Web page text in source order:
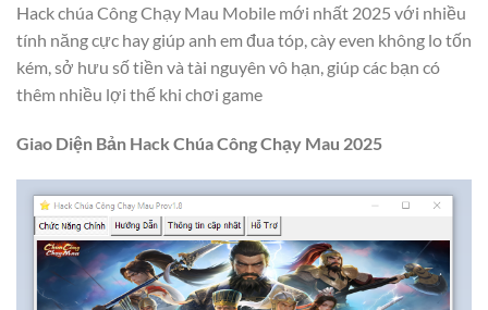
Hack chúa Công Chạy Mau Mobile mới nhất 2025 với nhiều
tính năng cực hay giúp anh em đua tóp, cày even không lo tốn
kém, sở hưu số tiền và tài nguyên vô hạn, giúp các bạn có
thêm nhiều lợi thế khi chơi game
Giao Diện Bản Hack Chúa Công Chạy Mau 2025